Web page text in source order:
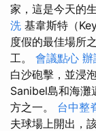
家，這是今天的
洗 基韋斯特（
度假的最佳場所
工。 會議點心 辦
白沙砲擊，並浸
Sanibel島和海灘
方之一。 台中整
夫球場上開出，